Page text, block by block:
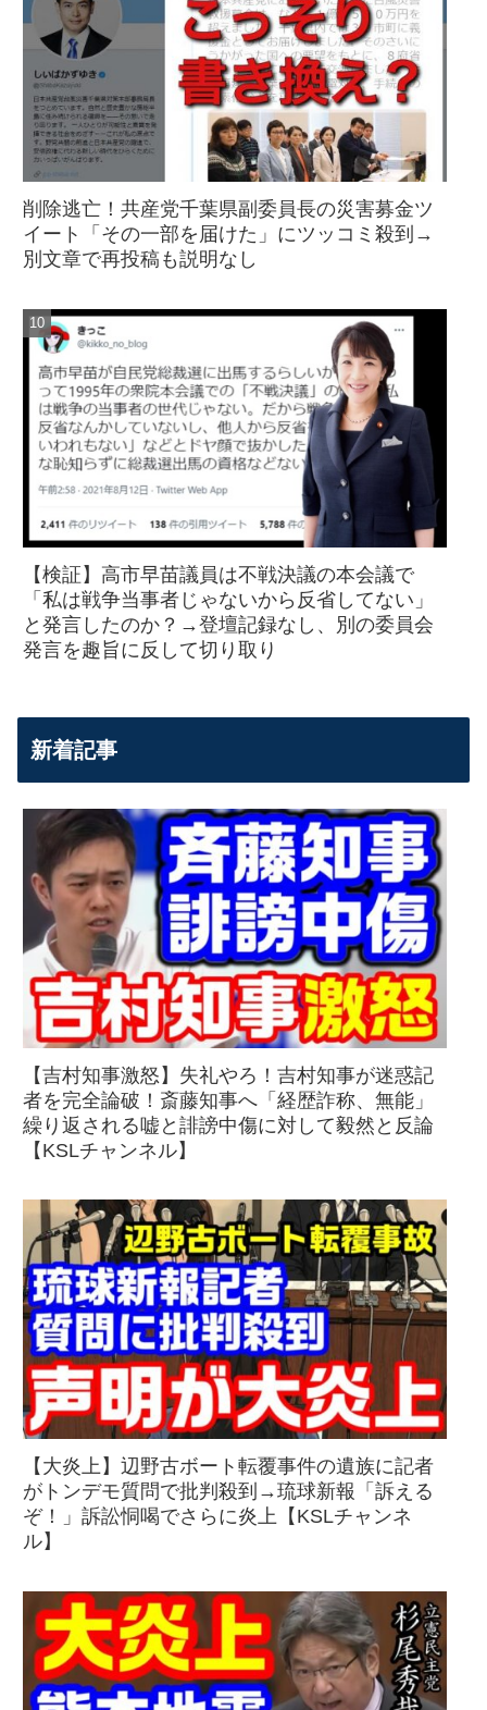
削除逃亡！共産党千葉県副委員長の災害募金ツ
イート「その一部を届けた」にツッコミ殺到→
別文章で再投稿も説明なし
【検証】高市早苗議員は不戦決議の本会議で
「私は戦争当事者じゃないから反省してない」
と発言したのか？→登壇記録なし、別の委員会
発言を趣旨に反して切り取り
新着記事
【吉村知事激怒】失礼やろ！吉村知事が迷惑記
者を完全論破！斎藤知事へ「経歴詐称、無能」
繰り返される嘘と誹謗中傷に対して毅然と反論
【KSLチャンネル】
【大炎上】辺野古ボート転覆事件の遺族に記者
がトンデモ質問で批判殺到→琉球新報「訴える
ぞ！」訴訟恫喝でさらに炎上【KSLチャンネ
ル】